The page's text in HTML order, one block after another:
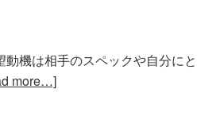
機は相手のスペックや自分にと
more…]